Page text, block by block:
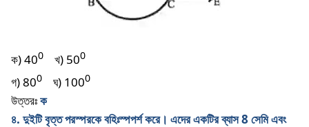
ক) 400 খ) 500
গ) 800 ঘ) 1000
উত্তরঃক
৪. দুইটি বৃত্ত পরস্পরকে বহিঃস্পপর্শ করে। এদের একটির ব্যাস 8 সেমি এবং